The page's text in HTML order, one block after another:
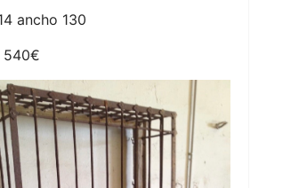
ancho 130
540€